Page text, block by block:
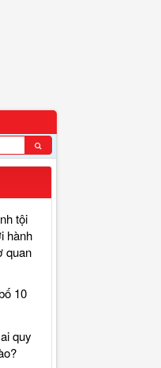
tội
hành
quan
10
quy